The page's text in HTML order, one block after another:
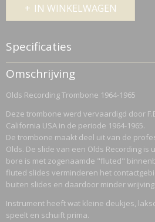
IN WINKELWAGEN
Specificaties
Productcode
476725
Netto gewicht
Bruto gewicht
7,06 Kg
Omschrijving
Olds Recording Trombone 1964-1965
Deze trombone werd vervaardigd door
California USA in de periode 1964-1965.
De trombone maakt deel uit van de
Olds. De slide van een Olds Recording
bore is met zogenaamde "fluted"
fluted slides verminderen het
buiten slides en daardoor minder
Instrument heeft wat kleine deukjes,
speelt en schuift prima.